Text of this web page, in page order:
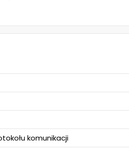
komunikacji